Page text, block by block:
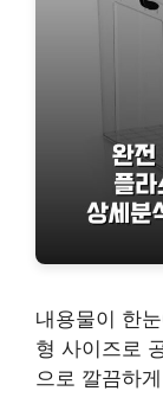
내용물이 한
형 사이즈로
으로 깔끔하